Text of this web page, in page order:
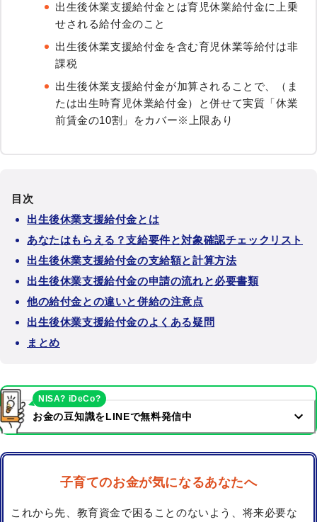
出生後休業支援給付金とは育児休業給付金に上乗
せされる給付金のこと
出生後休業支援給付金を含む育児休業等給付は非
課税
出生後休業支援給付金が加算されることで、（ま
たは出生時育児休業給付金）と併せて実質「休業
前賃金の10割」をカバー※上限あり
目次
出生後休業支援給付金とは
あなたはもらえる？支給要件と対象確認チェックリスト
出生後休業支援給付金の支給額と計算方法
出生後休業支援給付金の申請の流れと必要書類
他の給付金との違いと併給の注意点
出生後休業支援給付金のよくある疑問
まとめ
お金の豆知識をLINEで無料発信中
NISA? iDeCo?
子育てのお金が気になるあなたへ
これから先、教育資金で困ることのないよう、将来必要な